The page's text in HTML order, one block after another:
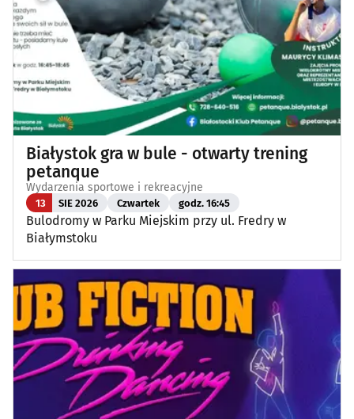
Białystok gra w bule - otwarty trening
petanque
Wydarzenia sportowe i rekreacyjne
13 SIE 2026 Czwartek godz. 16:45
Bulodromy w Parku Miejskim przy ul. Fredry w
Białymstoku